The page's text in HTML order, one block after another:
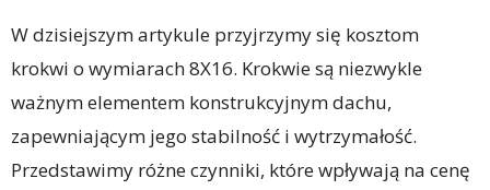
W dzisiejszym artykule przyjrzymy się kosztom
krokwi o wymiarach 8X16. Krokwie są niezwykle
ważnym elementem konstrukcyjnym dachu,
zapewniającym jego stabilność i wytrzymałość.
Przedstawimy różne czynniki, które wpływają na cenę